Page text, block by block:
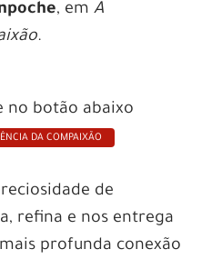
, em A
.
no botão abaixo
DA COMPAIXÃO
de
refina e nos entrega
profunda conexão